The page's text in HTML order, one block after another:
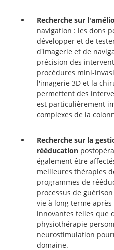
Recherche sur
navigation : les dons
développer et de
d'imagerie et de
précision des
procédures mini-
l'imagerie 3D et la
permettent des
est particulièrement
complexes de la
Recherche sur la
rééducation
également être
meilleures thérapies
programmes de
processus de
vie à long terme
innovantes telles que
physiothérapie
neurostimulation
domaine.